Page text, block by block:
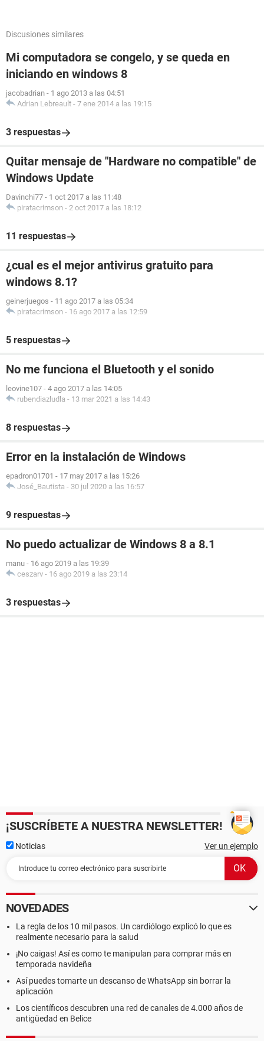
Discusiones similares
Mi computadora se congelo, y se queda en
iniciando en windows 8
jacobadrian - 1 ago 2013 a las 04:51
Adrian Lebreault - 7 ene 2014 a las 19:15
3 respuestas
Quitar mensaje de "Hardware no compatible" de
Windows Update
Davinchi77 - 1 oct 2017 a las 11:48
piratacrimson - 2 oct 2017 a las 18:12
11 respuestas
¿cual es el mejor antivirus gratuito para
windows 8.1?
geinerjuegos - 11 ago 2017 a las 05:34
piratacrimson - 16 ago 2017 a las 12:59
5 respuestas
No me funciona el Bluetooth y el sonido
leovine107 - 4 ago 2017 a las 14:05
rubendiazludla - 13 mar 2021 a las 14:43
8 respuestas
Error en la instalación de Windows
epadron01701 - 17 may 2017 a las 15:26
José_Bautista - 30 jul 2020 a las 16:57
9 respuestas
No puedo actualizar de Windows 8 a 8.1
manu - 16 ago 2019 a las 19:39
ceszarv - 16 ago 2019 a las 23:14
3 respuestas
¡SUSCRÍBETE A NUESTRA NEWSLETTER!
Noticias Ver un ejemplo
NOVEDADES
La regla de los 10 mil pasos. Un cardiólogo explicó lo que es
realmente necesario para la salud
¡No caigas! Así es como te manipulan para comprar más en
temporada navideña
Así puedes tomarte un descanso de WhatsApp sin borrar la
aplicación
Los científicos descubren una red de canales de 4.000 años de
antigüedad en Belice